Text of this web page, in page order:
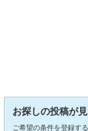
お探しの投稿が
ご希望の条件を登録す